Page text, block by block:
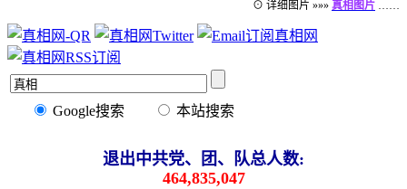
⊙ 详细图片 »»» 真相图片 ……
Google搜索 本站搜索
退出中共党、团、队总人数:
464,835,047